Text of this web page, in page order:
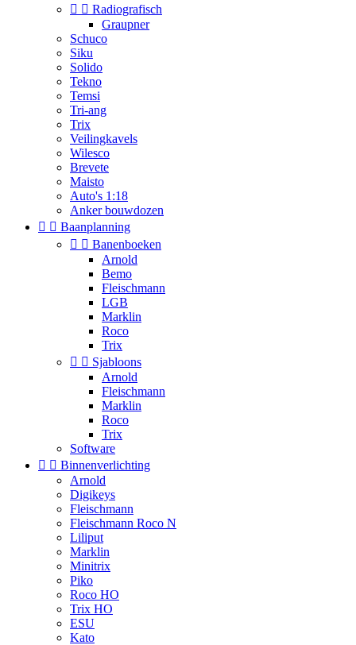
  Radiografisch
Graupner
Schuco
Siku
Solido
Tekno
Temsi
Tri-ang
Trix
Veilingkavels
Wilesco
Brevete
Maisto
Auto's 1:18
Anker bouwdozen
  Baanplanning
  Banenboeken
Arnold
Bemo
Fleischmann
LGB
Marklin
Roco
Trix
  Sjabloons
Arnold
Fleischmann
Marklin
Roco
Trix
Software
  Binnenverlichting
Arnold
Digikeys
Fleischmann
Fleischmann Roco N
Liliput
Marklin
Minitrix
Piko
Roco HO
Trix HO
ESU
Kato